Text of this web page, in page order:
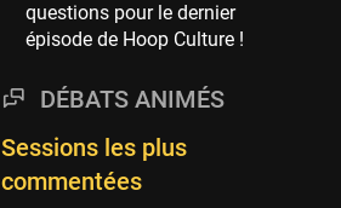
New Orleans Pelicans
Jeux Olympiques
Atlanta Hawks
45 sessions
questions pour le dernier
épisode de Hoop Culture !
DÉBATS ANIMÉS
Sessions les plus
commentées